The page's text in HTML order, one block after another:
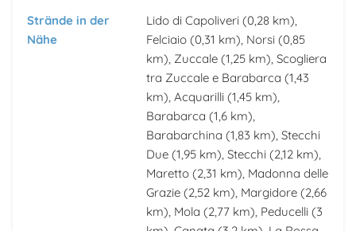
Strände in der
Nähe
Lido di Capoliveri (0,28 km),
Felciaio (0,31 km), Norsi (0,85
km), Zuccale (1,25 km), Scogliera
tra Zuccale e Barabarca (1,43
km), Acquarilli (1,45 km),
Barabarca (1,6 km),
Barabarchina (1,83 km), Stecchi
Due (1,95 km), Stecchi (2,12 km),
Maretto (2,31 km), Madonna delle
Grazie (2,52 km), Margidore (2,66
km), Mola (2,77 km), Peducelli (3